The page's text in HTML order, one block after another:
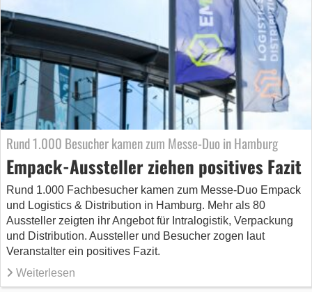
Rund 1.000 Besucher kamen zum Messe-Duo in Hamburg
Empack-Aussteller ziehen positives Fazit
Rund 1.000 Fachbesucher kamen zum Messe-Duo Empack
und Logistics & Distribution in Hamburg. Mehr als 80
Aussteller zeigten ihr Angebot für Intralogistik, Verpackung
und Distribution. Aussteller und Besucher zogen laut
Veranstalter ein positives Fazit.
Weiterlesen